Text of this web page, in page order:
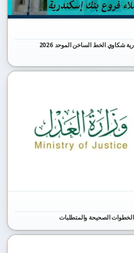
رقم خدمة عملاء فروع بنك إسكندرية شكاوي الخط الساخن الموحد 2026